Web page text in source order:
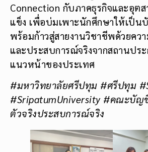
Connection กับภาคธุรกิจและอุตส
แข็ง เพื่อบ่มเพาะนักศึกษาให้เป็
พร้อมก้าวสู่สายงานวิชาชีพด้วยคว
และประสบการณ์จริงจากสถานปร
แนวหน้าของประเทศ
#มหาวิทยาลัยศรีปทุม #ศรีปทุม
#SripatumUniversity #คณะบัญ
ตัวจริงประสบการณ์จริง